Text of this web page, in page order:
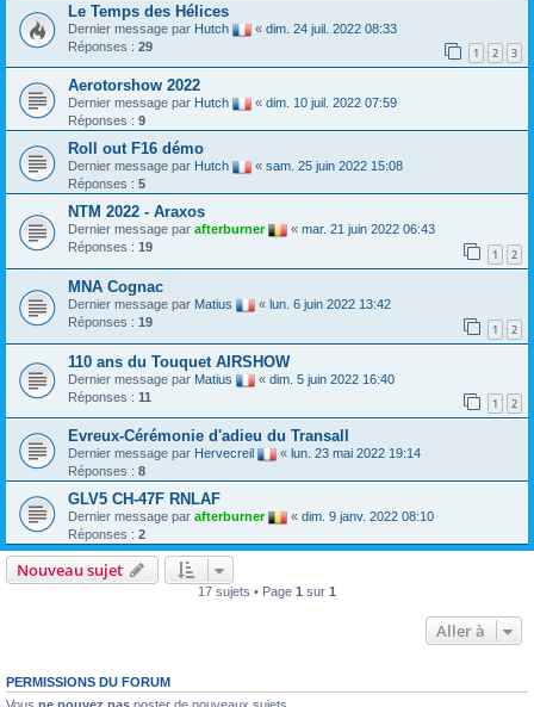
Le Temps des Hélices
Dernier message par Hutch « dim. 24 juil. 2022 08:33
Réponses : 29 1 2 3
Aerotorshow 2022
Dernier message par Hutch « dim. 10 juil. 2022 07:59
Réponses : 9
Roll out F16 démo
Dernier message par Hutch « sam. 25 juin 2022 15:08
Réponses : 5
NTM 2022 - Araxos
Dernier message par afterburner « mar. 21 juin 2022 06:43
Réponses : 19 1 2
MNA Cognac
Dernier message par Matius « lun. 6 juin 2022 13:42
Réponses : 19 1 2
110 ans du Touquet AIRSHOW
Dernier message par Matius « dim. 5 juin 2022 16:40
Réponses : 11 1 2
Evreux-Cérémonie d'adieu du Transall
Dernier message par Hervecreil « lun. 23 mai 2022 19:14
Réponses : 8
GLV5 CH-47F RNLAF
Dernier message par afterburner « dim. 9 janv. 2022 08:10
Réponses : 2
Nouveau sujet
17 sujets • Page 1 sur 1
Aller à
PERMISSIONS DU FORUM